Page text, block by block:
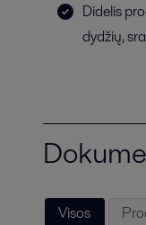
Didelis
dydžių,
Visos